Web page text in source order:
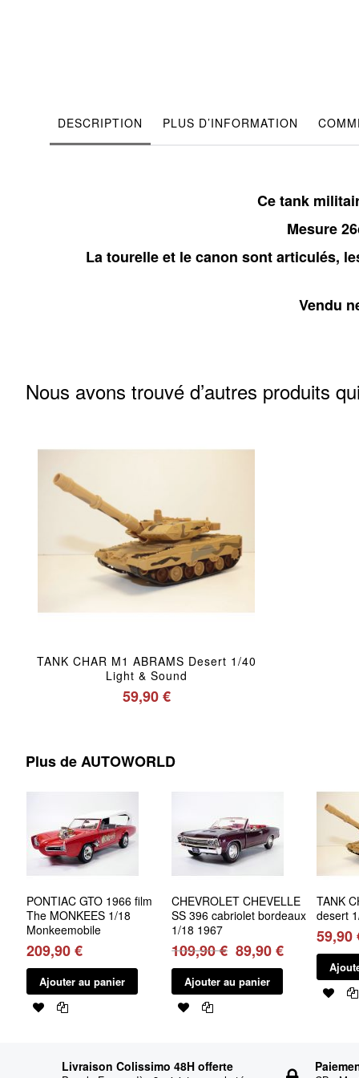
DESCRIPTION PLUS D’INFORMATION
Ce tank
Mesure
La tourelle et le canon sont articulés,
Vendu
Nous avons trouvé d’autres produits
TANK CHAR M1 ABRAMS Desert 1/40
Light & Sound
59,90 €
Plus de AUTOWORLD
PONTIAC GTO 1966 film
The MONKEES 1/18
Monkeemobile
209,90 €
Ajouter au panier
CHEVROLET CHEVELLE
SS 396 cabriolet bordeaux
1/18 1967
89,90 €
109,90 €
Ajouter au panier
TANK
desert
59,90
Livraison Colissimo 48H offerte